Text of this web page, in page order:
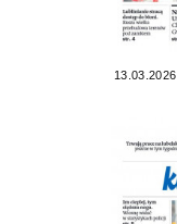
13.03.2026